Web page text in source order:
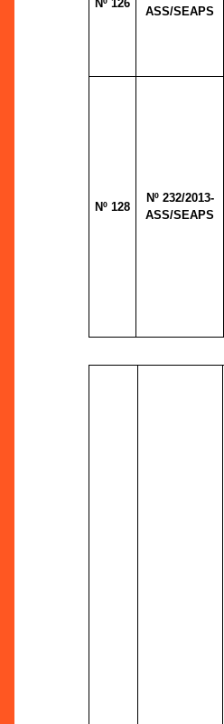
Nº 126
ASS/SEAPS
Nº 128
Nº 232/2013-
ASS/SEAPS